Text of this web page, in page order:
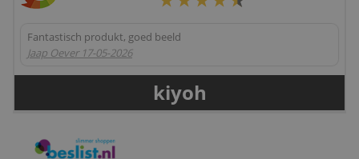
Fantastisch produkt, goed beeld
Jaap Oever 17-05-2026
kiyoh